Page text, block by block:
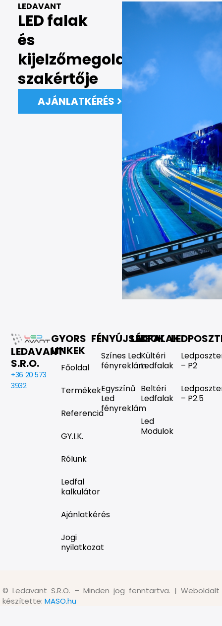
LEDAVANT
LED falak
és
kijelzőmegoldások
szakértője
AJÁNLATKÉRÉS
LEDAVANT
S.R.O.
+36 20 573
3932
GYORS
LINKEK
Főoldal
Termékek
Referencia
GY.I.K.
Rólunk
Ledfal
kalkulátor
Ajánlatkérés
Jogi
nyilatkozat
FÉNYÚJSÁGOK
Színes Led
fényreklám
Egyszínű
Led
fényreklám
LEDFALAK
Kültéri
Ledfalak
Beltéri
Ledfalak
Led
Modulok
– P2
– P2.5
© Ledavant S.R.O. – Minden jog fenntartva. | Weboldalt
készítette: MASO.hu